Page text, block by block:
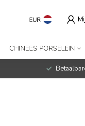
EUR
CHINEES PORSELEIN